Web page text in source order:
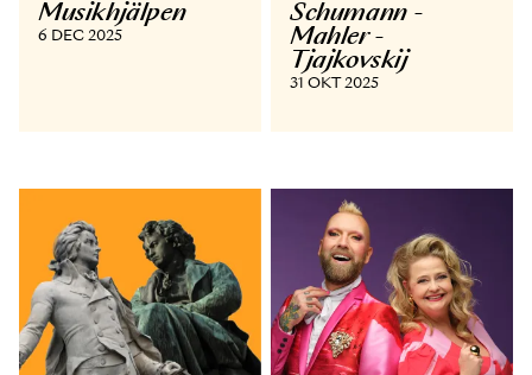
Musikhjälpen
6 DEC 2025
Schumann -
Mahler -
Tjajkovskij
31 OKT 2025